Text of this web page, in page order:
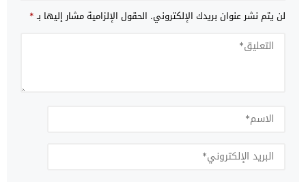
لن يتم نشر عنوان بريدك الإلكتروني. الحقول الإلزامية مشار إليها بـ*